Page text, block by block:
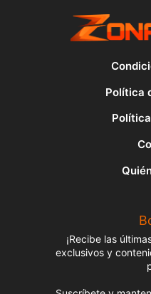
Política
¡Recibe las
exclusivos y